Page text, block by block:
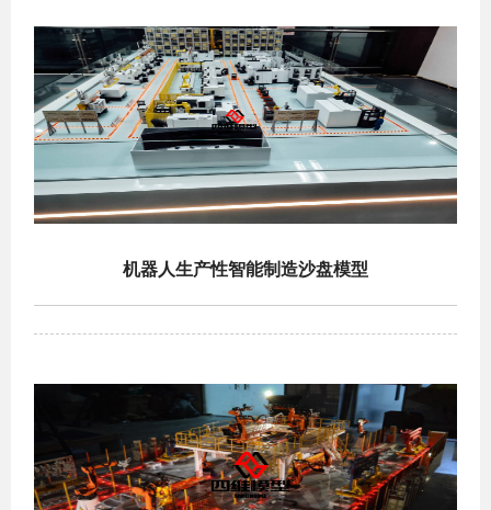
机器人生产性智能制造沙盘模型